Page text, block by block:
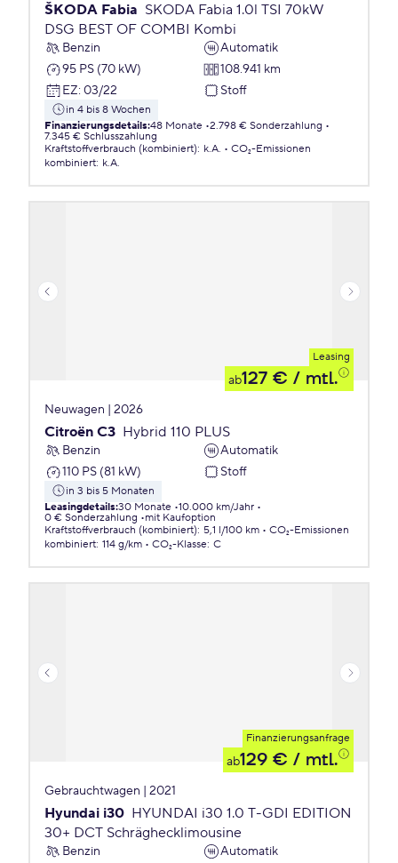
ŠKODA Fabia SKODA Fabia 1.0l TSI 70kW
DSG BEST OF COMBI Kombi
Benzin
Automatik
95 PS (70 kW)
108.941 km
EZ: 03/22 Stoff
in 4 bis 8 Wochen
Finanzierungsdetails:48 Monate 2.798 € Sonderzahlung
7.345 € Schlusszahlung
Kraftstoffverbrauch (kombiniert): k.A.
CO₂-Emissionen
kombiniert: k.A.
Leasing
ab127 € / mtl.
Neuwagen | 2026
Citroën C3 Hybrid 110 PLUS
Benzin
Automatik
110 PS (81 kW)
Stoff
in 3 bis 5 Monaten
Leasingdetails:30 Monate 10.000 km/Jahr
0 € Sonderzahlung
mit Kaufoption
Kraftstoffverbrauch (kombiniert): 5,1 l/100 km
CO₂-Emissionen
kombiniert: 114 g/km CO₂-Klasse: C
Finanzierungsanfrage
ab129 € / mtl.
Gebrauchtwagen | 2021
Hyundai i30 HYUNDAI i30 1.0 T-GDI EDITION
30+ DCT Schräghecklimousine
Benzin
Automatik